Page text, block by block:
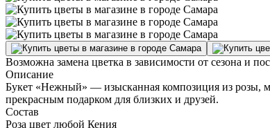
Возможна замена цветка в зависимости от сезона и
Описание
Букет «Нежный» — изысканная композиция из розы,
прекрасным подарком для близких и друзей.
Состав
Роза цвет любой Кения